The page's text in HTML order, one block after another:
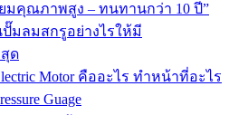
มคุณภาพสูง – ทนทานกว่า 10 ปี”
ปั๊มลมสกรูอย่างไรให้มี
ด
Motor คืออะไร ทำหน้าที่อะไร
Guage